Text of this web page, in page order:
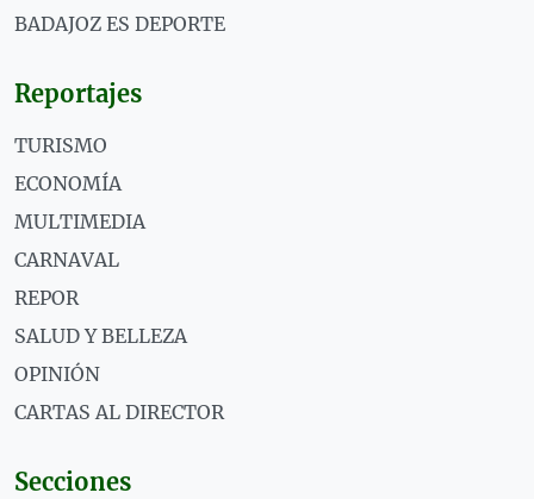
BADAJOZ ES DEPORTE
Reportajes
TURISMO
ECONOMÍA
MULTIMEDIA
CARNAVAL
REPOR
SALUD Y BELLEZA
OPINIÓN
CARTAS AL DIRECTOR
Secciones